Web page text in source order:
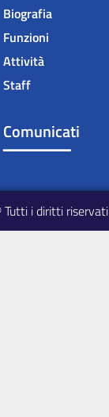
Biografia
Funzioni
Attività
Staff
Comunicati
Tutti i diritti riservati